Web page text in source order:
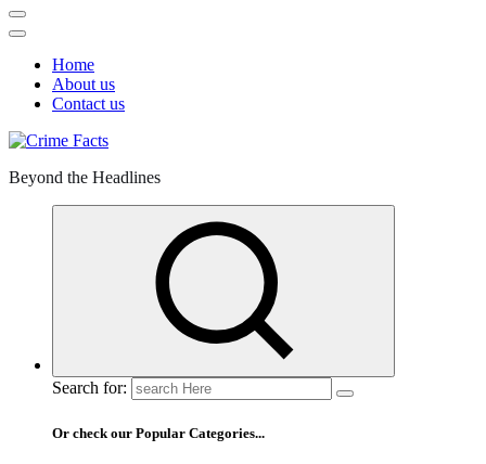
Home
About us
Contact us
Beyond the Headlines
Search for:
Or check our Popular Categories...